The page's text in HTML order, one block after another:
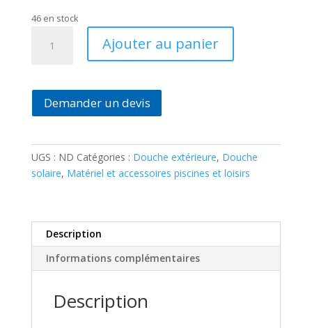
46 en stock
Spring
Ajouter au panier
Demander un devis
UGS : ND Catégories : Douche extérieure, Douche
solaire, Matériel et accessoires piscines et loisirs
Description
Informations complémentaires
Description